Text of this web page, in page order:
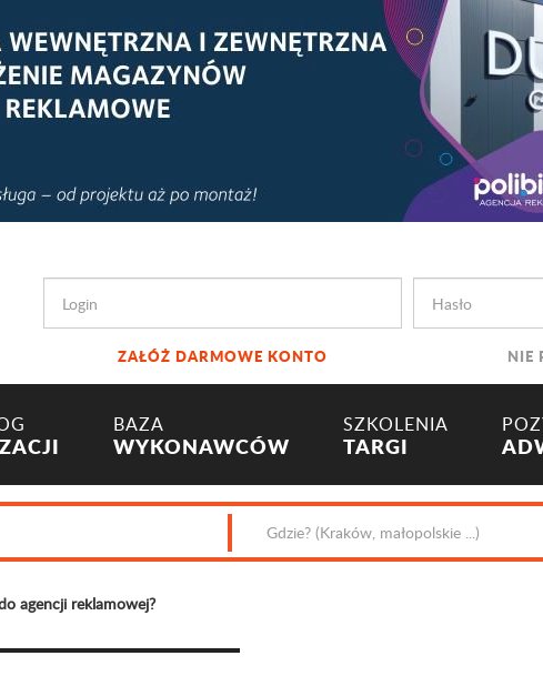
ZAŁÓŻ DARMOWE KONTO NIE
BAZA
WYKONAWCÓW
SZKOLENIA
TARGI
agencji reklamowej?